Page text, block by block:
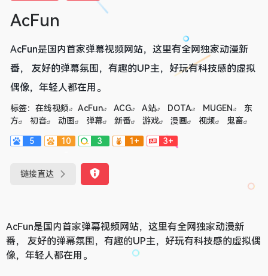
AcFun
AcFun是国内首家弹幕视频网站，这里有全网独家动漫新
番， 友好的弹幕氛围，有趣的UP主，好玩有科技感的虚拟
偶像，年轻人都在用。
标签： 在线视频 AcFun ACG A站 DOTA MUGEN
东
方
初音 动画 弹幕 新番 游戏 漫画 视频 鬼畜
5
10
3 1+ 3+
链接直达
AcFun是国内首家弹幕视频网站，这里有全网独家动漫新
番， 友好的弹幕氛围，有趣的UP主，好玩有科技感的虚拟偶
像，年轻人都在用。